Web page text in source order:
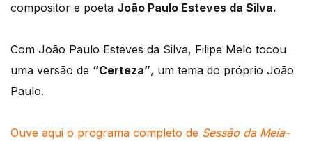
compositor e poeta João Paulo Esteves da Silva.
Com João Paulo Esteves da Silva, Filipe Melo tocou
uma versão de “Certeza”, um tema do próprio João
Paulo.
Ouve aqui o programa completo de Sessão da Meia-